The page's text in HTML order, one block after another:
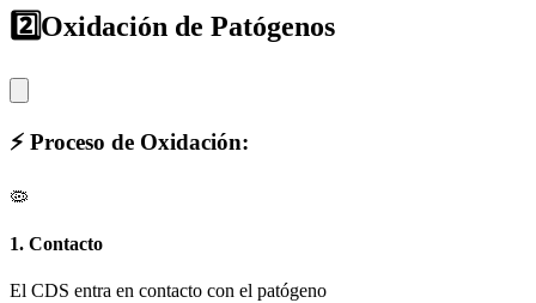
2️⃣ Oxidación de Patógenos
⚡ Proceso de Oxidación:
🦠
1. Contacto
El CDS entra en contacto con el patógeno